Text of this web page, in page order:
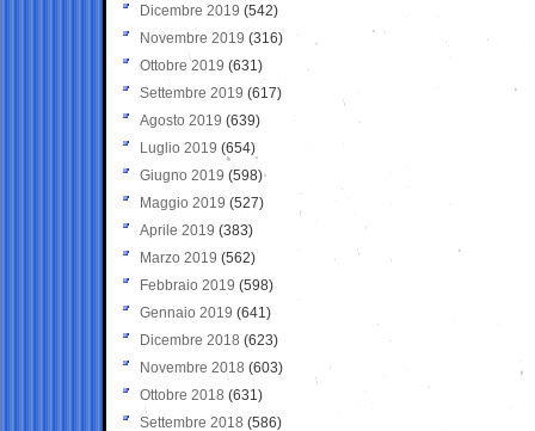
Dicembre 2019 (542)
Novembre 2019 (316)
Ottobre 2019 (631)
Settembre 2019 (617)
Agosto 2019 (639)
Luglio 2019 (654)
Giugno 2019 (598)
Maggio 2019 (527)
Aprile 2019 (383)
Marzo 2019 (562)
Febbraio 2019 (598)
Gennaio 2019 (641)
Dicembre 2018 (623)
Novembre 2018 (603)
Ottobre 2018 (631)
Settembre 2018 (586)